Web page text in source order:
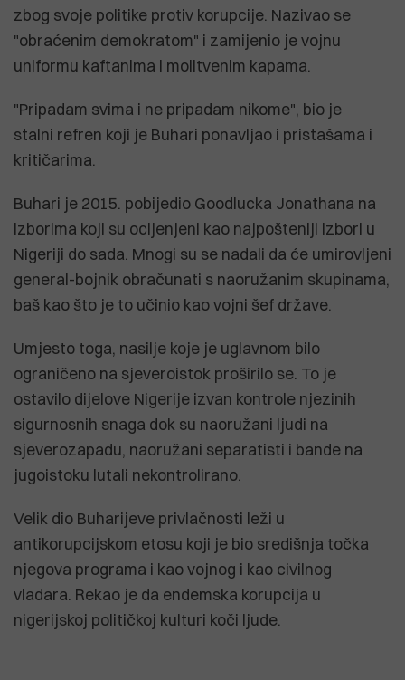
zbog svoje politike protiv korupcije. Nazivao se
"obraćenim demokratom" i zamijenio je vojnu
uniformu kaftanima i molitvenim kapama.
"Pripadam svima i ne pripadam nikome", bio je
stalni refren koji je Buhari ponavljao i pristašama i
kritičarima.
Buhari je 2015. pobijedio Goodlucka Jonathana na
izborima koji su ocijenjeni kao najpošteniji izbori u
Nigeriji do sada. Mnogi su se nadali da će umirovljeni
general-bojnik obračunati s naoružanim skupinama,
baš kao što je to učinio kao vojni šef države.
Umjesto toga, nasilje koje je uglavnom bilo
ograničeno na sjeveroistok proširilo se. To je
ostavilo dijelove Nigerije izvan kontrole njezinih
sigurnosnih snaga dok su naoružani ljudi na
sjeverozapadu, naoružani separatisti i bande na
jugoistoku lutali nekontrolirano.
Velik dio Buharijeve privlačnosti leži u
antikorupcijskom etosu koji je bio središnja točka
njegova programa i kao vojnog i kao civilnog
vladara. Rekao je da endemska korupcija u
nigerijskoj političkoj kulturi koči ljude.